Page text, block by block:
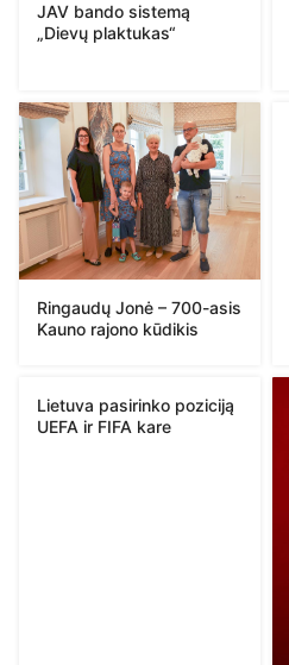
JAV bando sistemą
„Dievų plaktukas“
Ringaudų Jonė – 700-asis
Kauno rajono kūdikis
Lietuva pasirinko poziciją
UEFA ir FIFA kare